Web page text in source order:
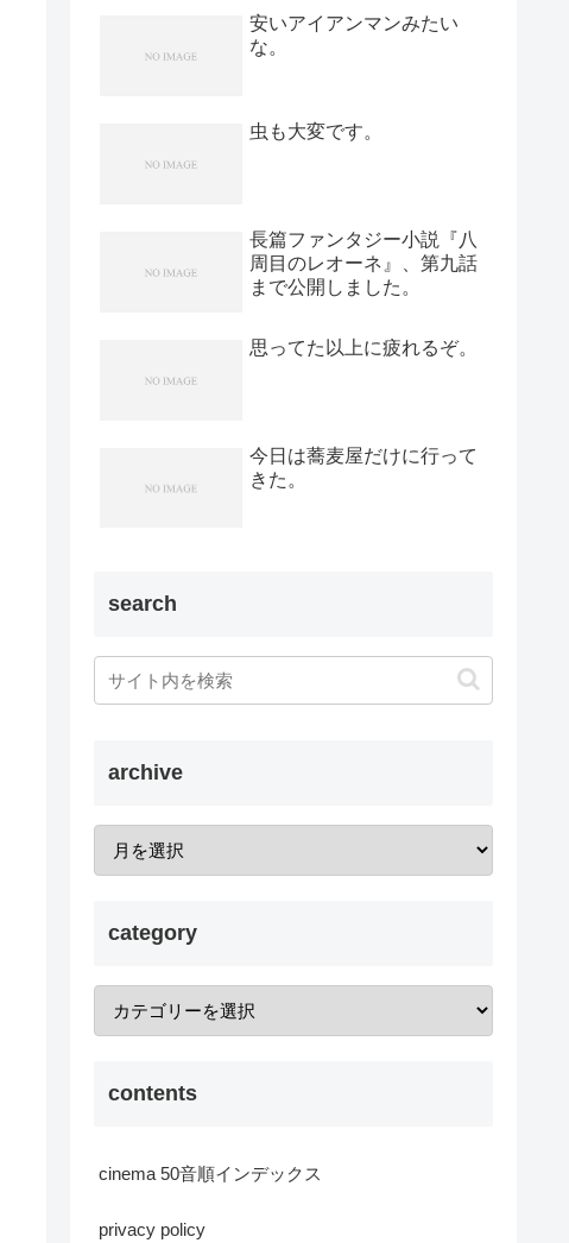
安いアイアンマンみたい
な。
虫も大変です。
長篇ファンタジー小説『八
周目のレオーネ』、第九話
まで公開しました。
思ってた以上に疲れるぞ。
今日は蕎麦屋だけに行って
きた。
search
archive
category
contents
cinema 50音順インデックス
privacy policy